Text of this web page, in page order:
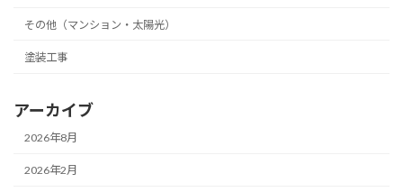
その他（マンション・太陽光）
塗装工事
アーカイブ
2026年8月
2026年2月